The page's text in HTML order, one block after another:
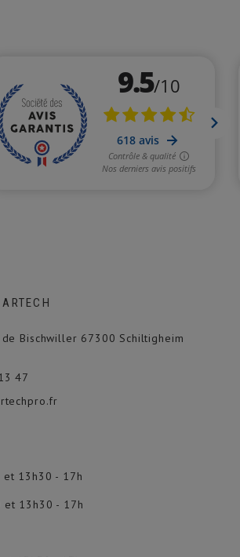
Bischwiller 67300 Schiltigheim
47
et 13h30 - 17h
et 13h30 - 17h